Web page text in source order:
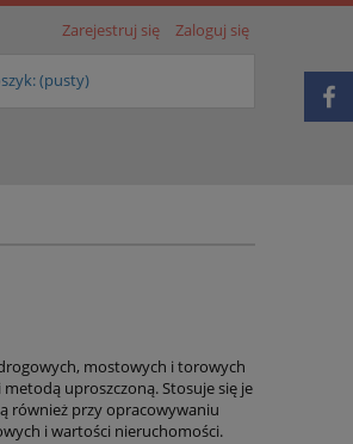
Zarejestruj się Zaloguj się
(pusty)
mostowych i torowych
uproszczoną. Stosuje się je
również przy opracowywaniu
i wartości nieruchomości.